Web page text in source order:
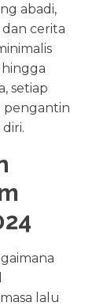
abadi,
cerita
setiap
lalu